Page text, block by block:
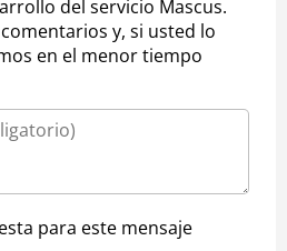
del servicio Mascus.
y, si usted lo
en el menor tiempo
para este mensaje